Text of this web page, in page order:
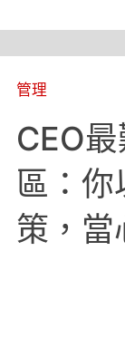
管理
CEO
區：你
策，當